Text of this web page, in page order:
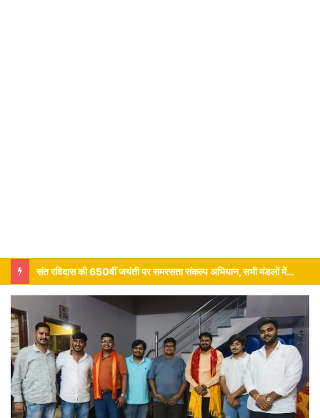
गुरु की परिभाषा को जो समझे वही शिष्य आध्यात्म और संस्कार भरा जीवन होता है …..जानकी बल्लभ तीर्थ स्वामी